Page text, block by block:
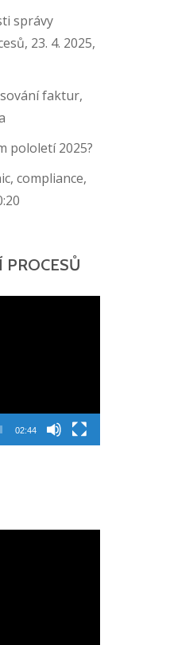
správy
23. 4. 2025,
faktur,
pololetí 2025?
compliance,
PROCESŮ
02:44